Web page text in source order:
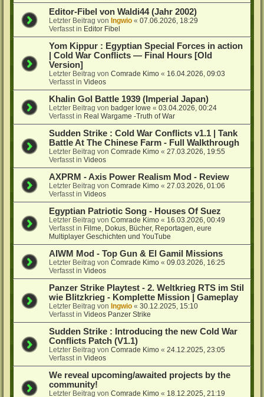
Editor-Fibel von Waldi44 (Jahr 2002)
Letzter Beitrag vonIngwio «07.06.2026, 18:29
Verfasst in Editor Fibel
Yom Kippur : Egyptian Special Forces in action
| Cold War Conflicts — Final Hours [Old
Version]
Letzter Beitrag vonComrade Kimo « 16.04.2026, 09:03
Verfasst inVideos
Khalin Gol Battle 1939 (Imperial Japan)
Letzter Beitrag vonbadger lowe «03.04.2026, 00:24
Verfasst in Real Wargame -Truth of War
Sudden Strike : Cold War Conflicts v1.1 | Tank
Battle At The Chinese Farm - Full Walkthrough
Letzter Beitrag vonComrade Kimo «27.03.2026, 19:55
Verfasst inVideos
AXPRM - Axis Power Realism Mod - Review
Letzter Beitrag vonComrade Kimo «27.03.2026, 01:06
Verfasst inVideos
Egyptian Patriotic Song - Houses Of Suez
Letzter Beitrag vonComrade Kimo « 16.03.2026, 00:49
Verfasst in Filme, Dokus, Bücher, Reportagen, eure
Multiplayer Geschichten und YouTube
AIWM Mod - Top Gun & El Gamil Missions
Letzter Beitrag vonComrade Kimo «09.03.2026, 16:25
Verfasst inVideos
Panzer Strike Playtest - 2. Weltkrieg RTS im Stil
wie Blitzkrieg - Komplette Mission | Gameplay
Letzter Beitrag vonIngwio «30.12.2025, 15:10
Verfasst inVideos Panzer Strike
Sudden Strike : Introducing the new Cold War
Conflicts Patch (V1.1)
Letzter Beitrag vonComrade Kimo «24.12.2025, 23:05
Verfasst inVideos
We reveal upcoming/awaited projects by the
community!
Letzter Beitrag vonComrade Kimo « 18.12.2025, 21:19